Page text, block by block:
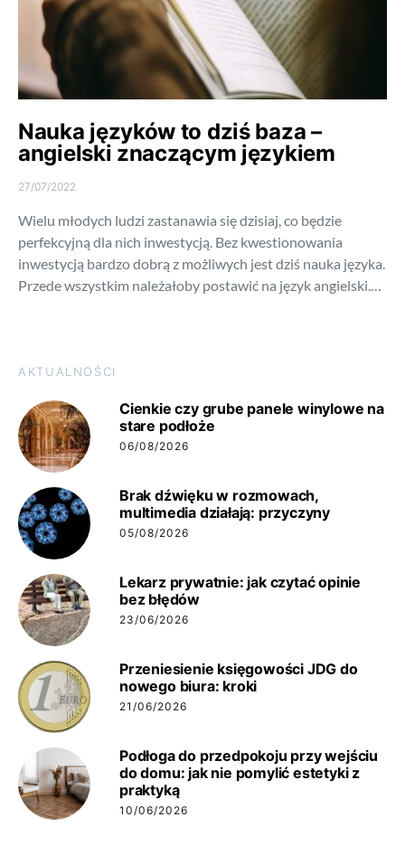
Nauka języków to dziś baza –
angielski znaczącym językiem
27/07/2022
Wielu młodych ludzi zastanawia się dzisiaj, co będzie
perfekcyjną dla nich inwestycją. Bez kwestionowania
inwestycją bardzo dobrą z możliwych jest dziś nauka języka.
Przede wszystkim należałoby postawić na język angielski.…
AKTUALNOŚCI
Cienkie czy grube panele winylowe na
stare podłoże
06/08/2026
Brak dźwięku w rozmowach,
multimedia działają: przyczyny
05/08/2026
Lekarz prywatnie: jak czytać opinie
bez błędów
23/06/2026
Przeniesienie księgowości JDG do
nowego biura: kroki
21/06/2026
Podłoga do przedpokoju przy wejściu
do domu: jak nie pomylić estetyki z
praktyką
10/06/2026